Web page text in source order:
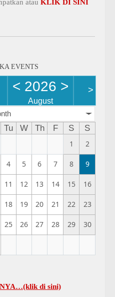
atau KLIK DI SINI
EVENTS
< 2026 >
August
>
Tu W Th F S
S
1
2
4 5 6 7 8 9
11 12 13 14 15 16
18 19 20 21 22 23
25 26 27 28 29 30
di sini)